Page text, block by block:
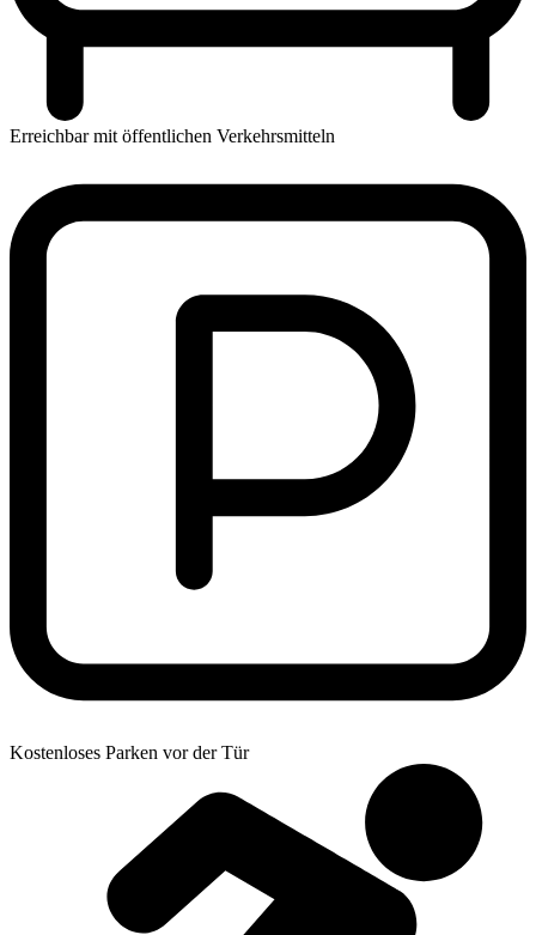
Erreichbar mit öffentlichen Verkehrsmitteln
Kostenloses Parken vor der Tür